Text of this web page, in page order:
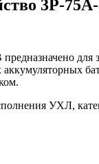
3Р-
для
УХЛ,